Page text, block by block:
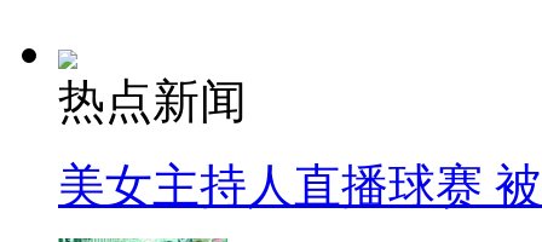
热点新闻
美女主持人直播球赛